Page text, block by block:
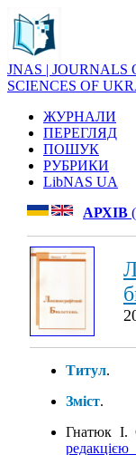
JNAS | JOURNALS
SCIENCES OF
ЖУРНАЛИ
ПЕРЕГЛЯД
ПОШУК
РУБРИКИ
LibNAS UA
АРХІВ
Титул.
Зміст.
Гнатюк І.